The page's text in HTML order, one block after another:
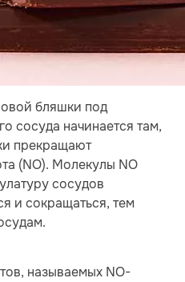
бляшки под
сосуда начинается там,
прекращают
(NO). Молекулы NO
сосудов
и сокращаться, тем
называемых NO-